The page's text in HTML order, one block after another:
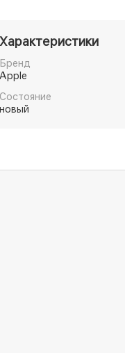
Характеристики
Бренд
Apple
Состояние
новый